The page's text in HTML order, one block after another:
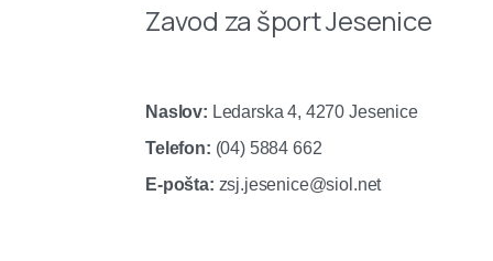
Zavod za šport Jesenice
Naslov: Ledarska 4, 4270 Jesenice
Telefon: (04) 5884 662
E-pošta: zsj.jesenice@siol.net